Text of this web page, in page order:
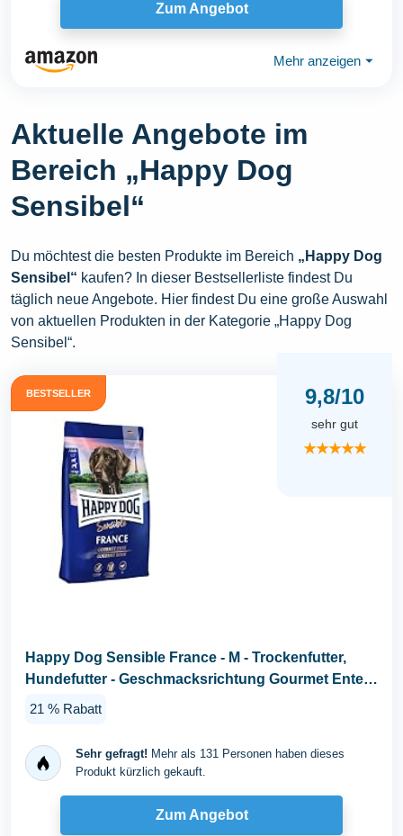
Zum Angebot
Mehr anzeigen ⏷
Aktuelle Angebote im
Bereich „Happy Dog
Sensibel“
Du möchtest die besten Produkte im Bereich „Happy Dog
Sensibel“ kaufen? In dieser Bestsellerliste findest Du
täglich neue Angebote. Hier findest Du eine große Auswahl
von aktuellen Produkten in der Kategorie „Happy Dog
Sensibel“.
BESTSELLER 9,8/10
sehr gut
★★★★★
Happy Dog Sensible France - M - Trockenfutter,
Hundefutter - Geschmacksrichtung Gourmet Ente -
11kg...
21 % Rabatt
Sehr gefragt! Mehr als 131 Personen haben dieses
Produkt kürzlich gekauft.
Zum Angebot